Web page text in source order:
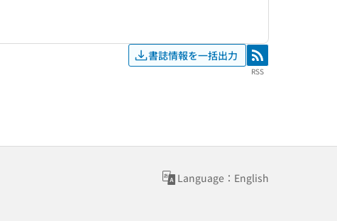
書誌情報を一括出力 RSS
RSS
Language：English